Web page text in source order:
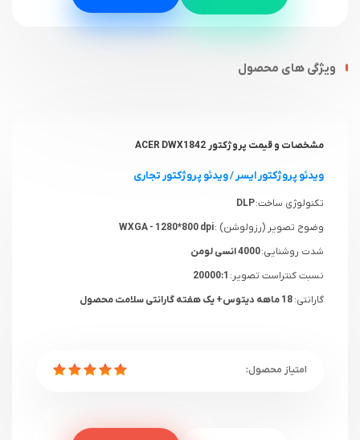
ویژگی های محصول
مشخصات و قیمت پروژکتور ACER DWX1842
ویدئو پروژکتور ایسر /ویدئو پروژکتور تجاری
تکنولوژی ساخت:DLP
وضوح تصویر (رزولوشن) :
شدت روشنایی:4000 انسی لومن
نسبت کنتراست تصویر:
گارانتی: